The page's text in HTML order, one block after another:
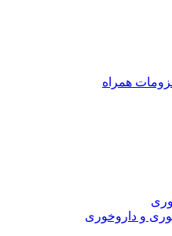
همراه
و داروخوری